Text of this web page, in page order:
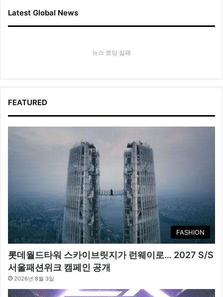
Latest Global News
뉴스 로딩 실패
FEATURED
FASHION
롯데월드타워 스카이브릿지가 런웨이로… 2027 S/S
서울패션위크 캠페인 공개
2026년 8월 3일